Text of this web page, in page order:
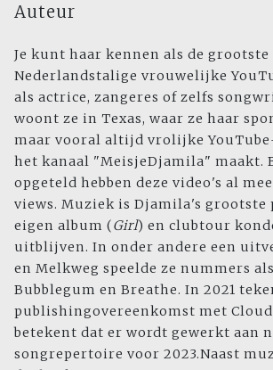
Auteur
Je kunt haar kennen als de grootste
Nederlandstalige vrouwelijke
als actrice, zangeres of zelfs
woont ze in Texas, waar ze haar
maar vooral altijd vrolijke
het kanaal "MeisjeDjamila" maakt.
opgeteld hebben deze video's al
views. Muziek is Djamila's grootste
eigen album (Girl) en clubtour
uitblijven. In onder andere een
en Melkweg speelde ze nummers
Bubblegum en Breathe. In 2021
publishingovereenkomst met Cloud
betekent dat er wordt gewerkt aan
songrepertoire voor 2023.Naast